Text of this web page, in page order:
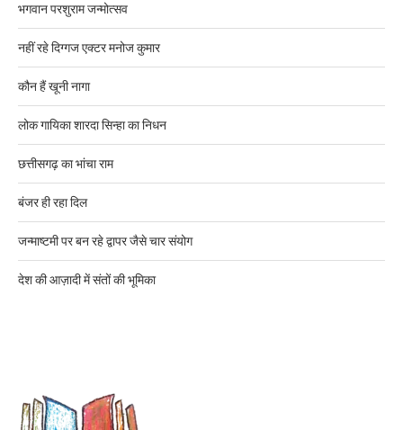
भगवान परशुराम जन्मोत्सव
नहीं रहे दिग्गज एक्टर मनोज कुमार
कौन हैं खूनी नागा
लोक गायिका शारदा सिन्हा का निधन
छत्तीसगढ़ का भांचा राम
बंजर ही रहा दिल
जन्माष्टमी पर बन रहे द्वापर जैसे चार संयोग
देश की आज़ादी में संतों की भूमिका